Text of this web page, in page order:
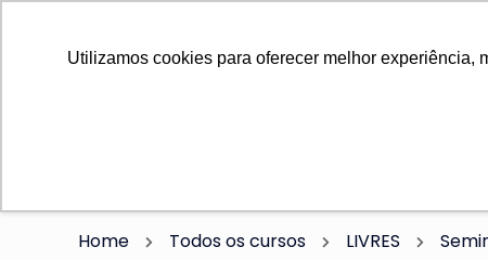
Utilizamos cookies para oferecer melhor experiência,
Home Todos os cursos LIVRES